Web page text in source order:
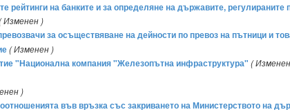
на банките и за определяне на държавите, регулираните
Изменен )
за осъществяване на дейности по превоз на пътници и
( Изменен )
"Национална компания "Железопътна инфраструктура" (
)
във връзка със закриването на Министерството на